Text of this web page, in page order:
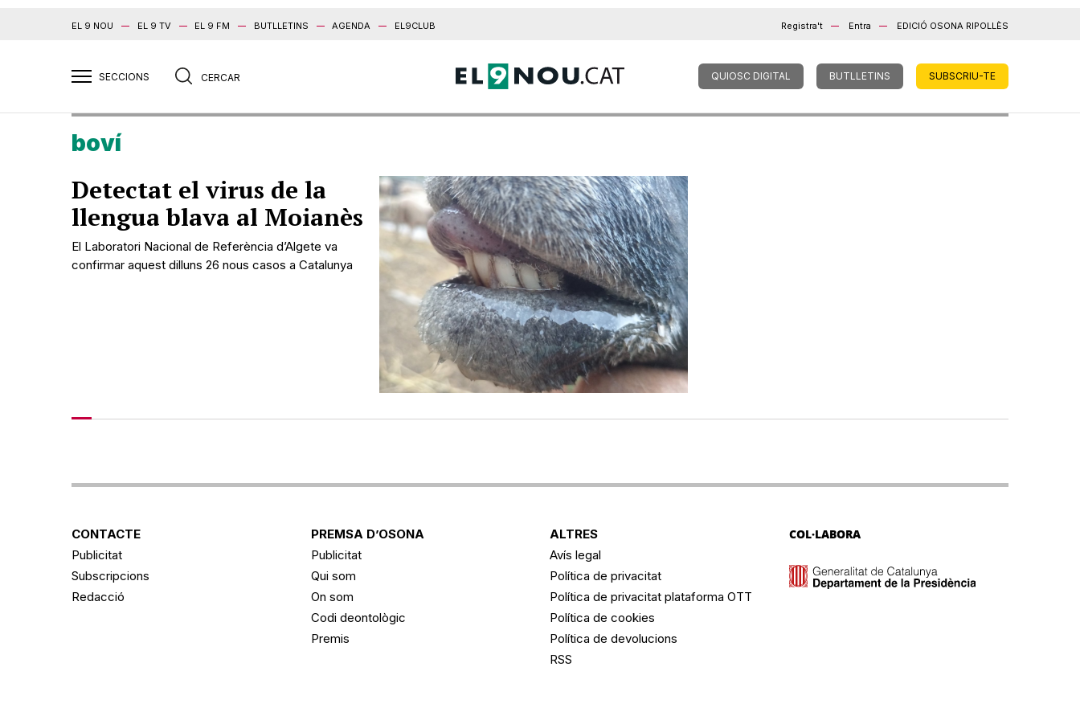
EL 9 NOU EL 9 TV EL 9 FM BUTLLETINS AGENDA EL9CLUB Registra't Entra EDICIÓ OSONA RIPOLLÈS
QUIOSC DIGITAL BUTLLETINS SUBSCRIU-TE
boví
Detectat el virus de la
llengua blava al Moianès
El Laboratori Nacional de Referència d’Algete va
confirmar aquest dilluns 26 nous casos a Catalunya
CONTACTE
Publicitat
Subscripcions
Redacció
PREMSA D’OSONA
Publicitat
Qui som
On som
Codi deontològic
Premis
ALTRES
Avís legal
Política de privacitat
Política de privacitat plataforma OTT
Política de cookies
Política de devolucions
RSS
COL·LABORA